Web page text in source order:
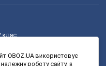
клас
OBOZ.UA використовує
роботу сайту, а